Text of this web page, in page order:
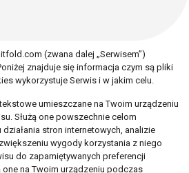
(zwana dalej „Serwisem”)
znajduje się informacja czym są pliki
wykorzystuje Serwis i w jakim celu.
umieszczane na Twoim urządzeniu
Służą one powszechnie celom
stron internetowych, analizie
wygody korzystania z niego
do zapamiętywanych preferencji
na Twoim urządzeniu podczas